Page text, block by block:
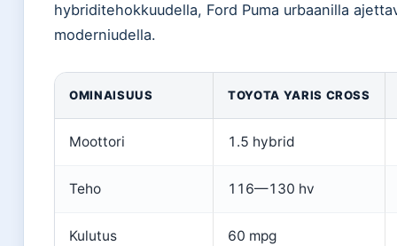
hybriditehokkuudella, Ford Puma urbaanilla
moderniudella.
OMINAISUUS TOYOTA YARIS CROSS
Moottori 1.5 hybrid
Teho 116—130 hv
Kulutus 60 mpg